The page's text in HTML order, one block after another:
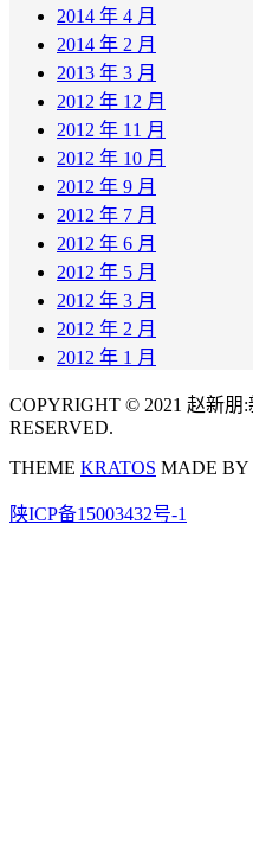
2014 年 4 月
2014 年 2 月
2013 年 3 月
2012 年 12 月
2012 年 11 月
2012 年 10 月
2012 年 9 月
2012 年 7 月
2012 年 6 月
2012 年 5 月
2012 年 3 月
2012 年 2 月
2012 年 1 月
COPYRIGHT © 2021 赵新朋
RESERVED.
THEME KRATOS MADE BY
陕ICP备15003432号-1